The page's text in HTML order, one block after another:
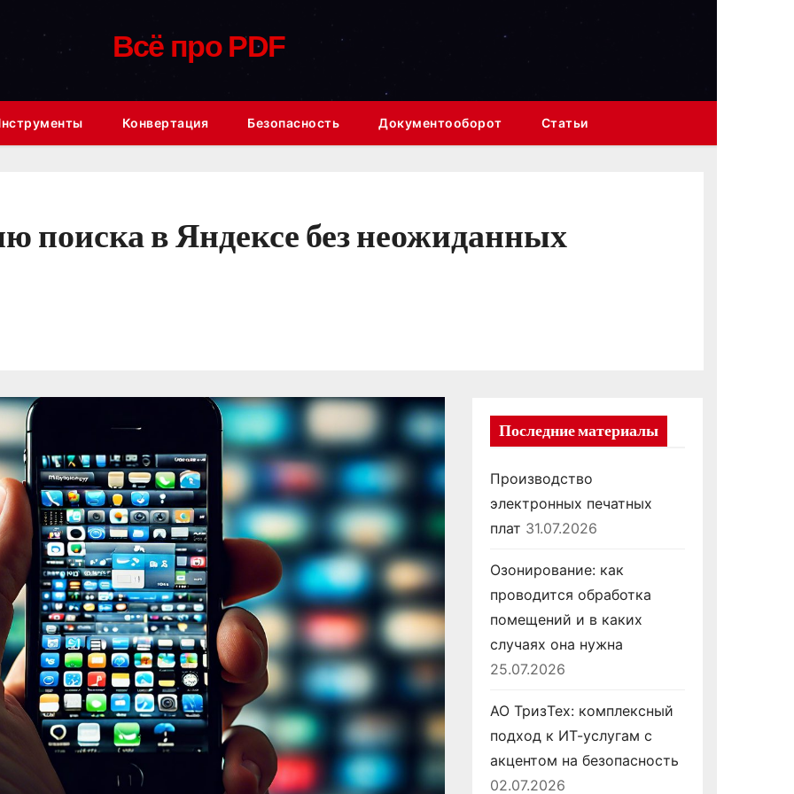
Всё про PDF
Конвертация Безопасность Документооборот Статьи
поиска в Яндексе без неожиданных
Последние материалы
Производство
электронных печатных
плат 31.07.2026
Озонирование: как
проводится обработка
помещений и в каких
случаях она нужна
25.07.2026
АО ТризТех: комплексный
подход к ИТ-услугам с
акцентом на безопасность
02.07.2026